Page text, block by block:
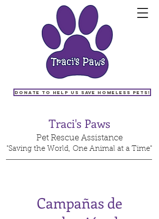
Pet Rescue Assistance
Traci's Paws
"Saving the World, One Animal at a Time"
Donate to help us save homeless pets!
Campañas de